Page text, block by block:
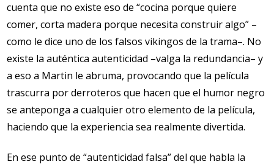
cuenta que no existe eso de “cocina porque quiere
comer, corta madera porque necesita construir algo” –
como le dice uno de los falsos vikingos de la trama–. No
existe la auténtica autenticidad –valga la redundancia– y
a eso a Martin le abruma, provocando que la película
trascurra por derroteros que hacen que el humor negro
se anteponga a cualquier otro elemento de la película,
haciendo que la experiencia sea realmente divertida.
En ese punto de “autenticidad falsa” del que habla la